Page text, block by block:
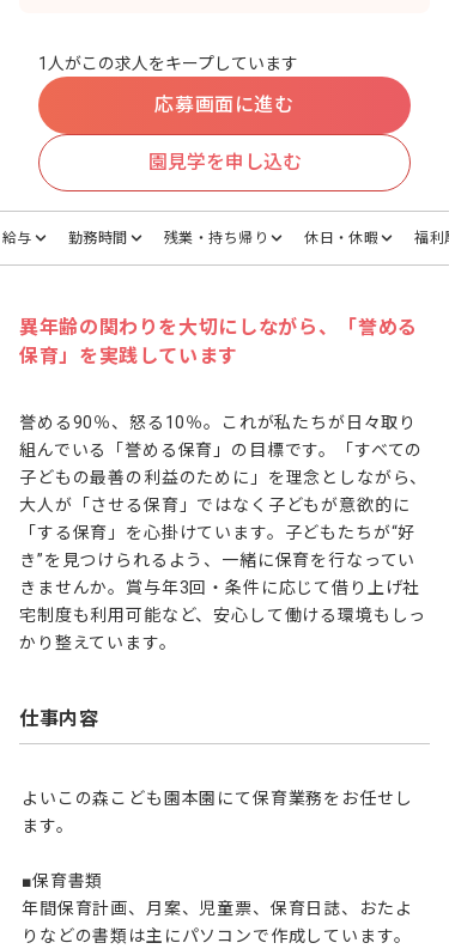
1人がこの求人をキープしています
応募画面に進む
園見学を申し込む
給与 勤務時間 残業・持ち帰り 休日・休暇 福利
異年齢の関わりを大切にしながら、「誉める
保育」を実践しています
誉める90％、怒る10％。これが私たちが日々取り
組んでいる「誉める保育」の目標です。「すべての
子どもの最善の利益のために」を理念としながら、
大人が「させる保育」ではなく子どもが意欲的に
「する保育」を心掛けています。子どもたちが“好
き”を見つけられるよう、一緒に保育を行なってい
きませんか。賞与年3回・条件に応じて借り上げ社
宅制度も利用可能など、安心して働ける環境もしっ
かり整えています。
仕事内容
よいこの森こども園本園にて保育業務をお任せし
ます。
■保育書類
年間保育計画、月案、児童票、保育日誌、おたよ
りなどの書類は主にパソコンで作成しています。